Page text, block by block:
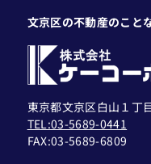
文京区の不動産のこと
東京都文京区白山１丁
TEL:03-5689-0441
FAX:03-5689-6809